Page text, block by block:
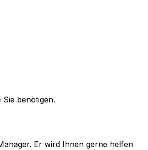
benötigen.
Er wird Ihnen gerne helfen